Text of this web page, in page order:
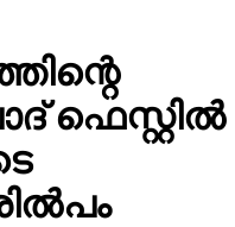
ഫെസ്റ്റിൽ